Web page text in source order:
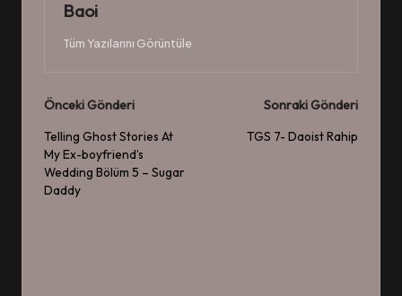
Baoi
Tüm Yazılarını Görüntüle
Post
navigation
Önceki Gönderi
Telling Ghost Stories At
My Ex-boyfriend’s
Wedding Bölüm 5 – Sugar
Daddy
Sonraki Gönderi
TGS 7- Daoist Rahip